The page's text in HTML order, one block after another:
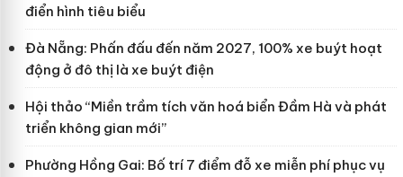
điển hình tiêu biểu
Đà Nẵng: Phấn đấu đến năm 2027, 100% xe buýt hoạt
động ở đô thị là xe buýt điện
Hội thảo “Miền trầm tích văn hoá biển Đầm Hà và phát
triển không gian mới”
Phường Hồng Gai: Bố trí 7 điểm đỗ xe miễn phí phục vụ